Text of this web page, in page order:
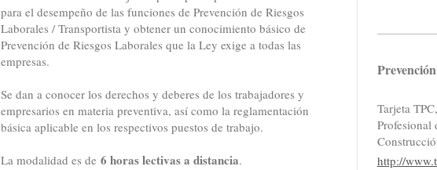
para el desempeño de las funciones de Prevención de Riesgos
Laborales / Transportista y obtener un conocimiento básico de
Prevención de Riesgos Laborales que la Ley exige a todas las
empresas.
Se dan a conocer los derechos y deberes de los trabajadores y
empresarios en materia preventiva, así como la reglamentación
básica aplicable en los respectivos puestos de trabajo.
La modalidad es de6 horas lectivas a distancia.
Tarjeta
Profesional
http://